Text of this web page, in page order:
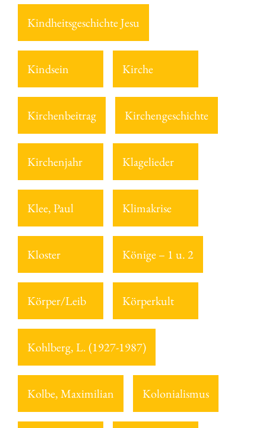
Kindheitsgeschichte Jesu
Kindsein Kirche
Kirchenbeitrag Kirchengeschichte
Kirchenjahr Klagelieder
Klee, Paul Klimakrise
Kloster Könige – 1 u. 2
Körper/Leib Körperkult
Kohlberg, L. (1927-1987)
Kolbe, Maximilian Kolonialismus